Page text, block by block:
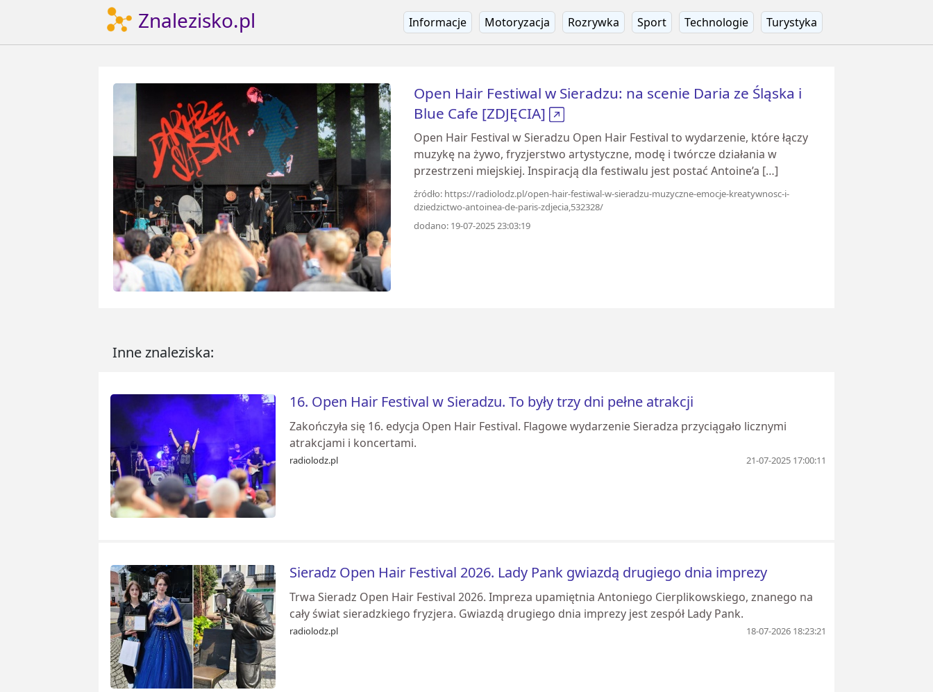
Znalezisko.pl Informacje Motoryzacja Rozrywka Sport Technologie Turystyka
Open Hair Festiwal w Sieradzu: na scenie Daria ze Śląska i
Blue Cafe [ZDJĘCIA]
Open Hair Festival w Sieradzu Open Hair Festival to wydarzenie, które łączy
muzykę na żywo, fryzjerstwo artystyczne, modę i twórcze działania w
przestrzeni miejskiej. Inspiracją dla festiwalu jest postać Antoine’a […]
źródło: https://radiolodz.pl/open-hair-festiwal-w-sieradzu-muzyczne-emocje-kreatywnosc-i-
dziedzictwo-antoinea-de-paris-zdjecia,532328/
dodano: 19-07-2025 23:03:19
Inne znaleziska:
16. Open Hair Festival w Sieradzu. To były trzy dni pełne atrakcji
Zakończyła się 16. edycja Open Hair Festival. Flagowe wydarzenie Sieradza przyciągało licznymi
atrakcjami i koncertami.
radiolodz.pl 21-07-2025 17:00:11
Sieradz Open Hair Festival 2026. Lady Pank gwiazdą drugiego dnia imprezy
Trwa Sieradz Open Hair Festival 2026. Impreza upamiętnia Antoniego Cierplikowskiego, znanego na
cały świat sieradzkiego fryzjera. Gwiazdą drugiego dnia imprezy jest zespół Lady Pank.
radiolodz.pl 18-07-2026 18:23:21